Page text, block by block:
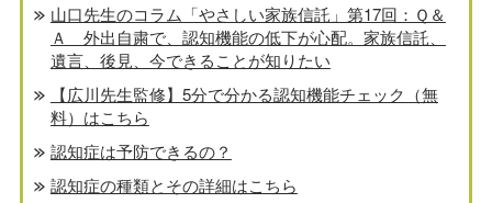
山口先生のコラム「やさしい家族信託」第17回：Ｑ＆
Ａ 外出自粛で、認知機能の低下が心配。家族信託、
遺言、後見、今できることが知りたい
【広川先生監修】5分で分かる認知機能チェック（無
料）はこちら
認知症は予防できるの？
認知症の種類とその詳細はこちら